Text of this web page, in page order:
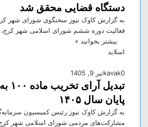
دستگاه قضایی محقق شد
به گزارش کاوک نیوز سخنگوی شورای شهر
فعالیت دوره ششم شورای اسلامی شهر کرج،
بیشتر بخوانید »
اسلاید
kavakتیر 9, 1405 0
پایان سال ۱۴۰۵
به گزارش کاوک نیوز رئیس کمیسیون
مشارکت‌های مردمی شورای اسلامی شهر کرج